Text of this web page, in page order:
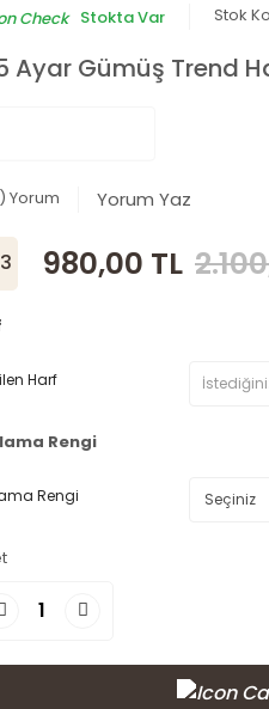
Stokta Var Stok
Ayar Gümüş Trend
Yorum Yorum Yaz
980,00 TL
Harf
Rengi
Rengi